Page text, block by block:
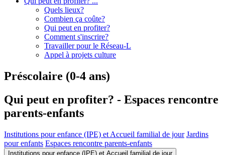
Quels lieux?
Combien ça coûte?
Qui peut en profiter?
Comment s'inscrire?
Travailler pour le Réseau-L
Appel à projets culture
Préscolaire (0-4 ans)
Qui peut en profiter? - Espaces rencontre
parents-enfants
Institutions pour enfance (IPE) et Accueil familial de jour Jardins
pour enfants Espaces rencontre parents-enfants
Institutions pour enfance (IPE) et Accueil familial de jour